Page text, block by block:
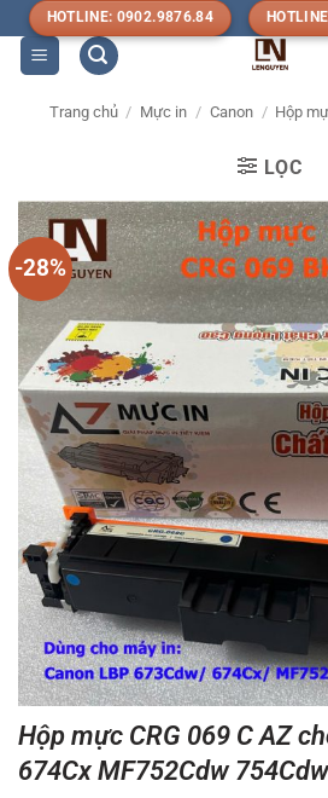
qua
nội
HOTLINE: 0902.9876.84
Trang chủ / Mực in / Canon / Hộp
LỌC
-28%
Hộp mực CRG 069 C AZ
674Cx MF752Cdw